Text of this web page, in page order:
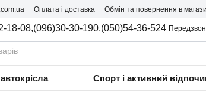
Оплата і доставка Обмін та повернення в
18-08,(096)30-30-190,(050)54-36-524
Спорт і активний